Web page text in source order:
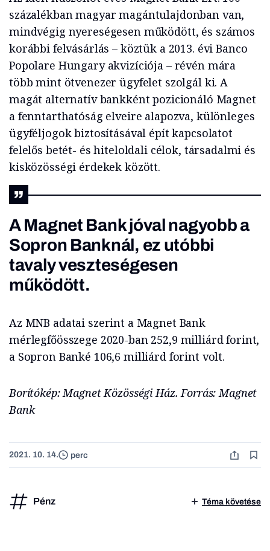
százalékban magyar magántulajdonban van,
mindvégig nyereségesen működött, és számos
korábbi felvásárlás – köztük a 2013. évi Banco
Popolare Hungary akvizíciója – révén mára
több mint ötvenezer ügyfelet szolgál ki. A
magát alternatív bankként pozicionáló Magnet
a fenntarthatóság elveire alapozva, különleges
ügyféljogok biztosításával épít kapcsolatot
felelős betét- és hiteloldali célok, társadalmi és
kisközösségi érdekek között.
A Magnet Bank jóval nagyobb a
Sopron Banknál, ez utóbbi
tavaly veszteségesen
működött.
Az MNB adatai szerint a Magnet Bank
mérlegfőösszege 2020-ban 252,9 milliárd forint,
a Sopron Banké 106,6 milliárd forint volt.
Borítókép: Magnet Közösségi Ház. Forrás: Magnet
Bank
2021. 10. 14. perc
Pénz Téma követése